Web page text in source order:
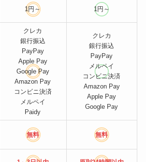
1円～ 1円～
クレカ
銀行振込
PayPay
Apple Pay
Google Pay
Amazon Pay
コンビニ決済
メルペイ
Paidy
クレカ
銀行振込
PayPay
メルペイ
コンビニ決済
Amazon Pay
Apple Pay
Google Pay
無料 無料